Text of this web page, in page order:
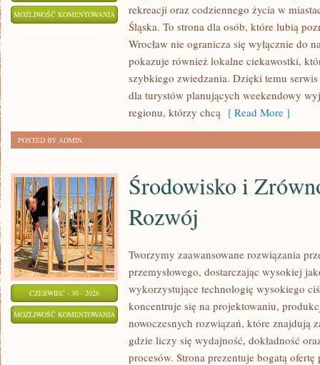
MOŻLIWOŚĆ KOMENTOWANIA ŚWIDNICA
rekreacji oraz codziennego życia w
Śląska. To strona dla osób, które lubią
Wrocław nie ogranicza się wyłącznie do
pokazuje również lokalne ciekawostki,
szybkiego zwiedzania. Dzięki temu
dla turystów planujących weekendowy
regionu, którzy chcą [ Read More ]
POSTED BY ADMIN
CZERWIEC - 30 - 2026
MOŻLIWOŚĆ KOMENTOWANIA
ZRÓWNOWAŻONY
Środowisko i
Rozwój
Tworzymy zaawansowane rozwiązania
przemysłowego, dostarczając wysokiej
wykorzystujące technologię wysokiego
koncentruje się na projektowaniu,
nowoczesnych rozwiązań, które znajdują
gdzie liczy się wydajność, dokładność
procesów. Strona prezentuje bogatą ofertę